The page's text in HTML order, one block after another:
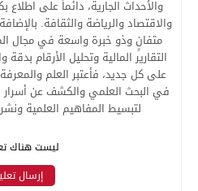
والأحداث الجارية، دائماً على
والاقتصاد والرياضة والثقافة.
متفانٍ وذو خبرة واسعة في مجال
التقارير المالية وتحليل الأرقام
على كل جديد، فأعتبر العلم
في البحث العلمي والكشف عن
لتبسيط المفاهيم العلمية
ليست هناك
إرسال